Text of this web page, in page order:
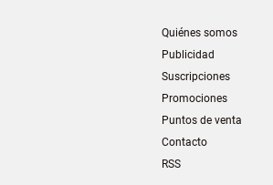
Quiénes somos
Publicidad
Suscripciones
Promociones
Puntos de venta
Contacto
RSS